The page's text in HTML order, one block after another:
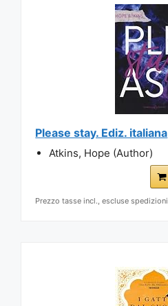
Please stay. Ediz. italiana
Atkins, Hope (Author)
Prezzo tasse incl., escluse spedizioni